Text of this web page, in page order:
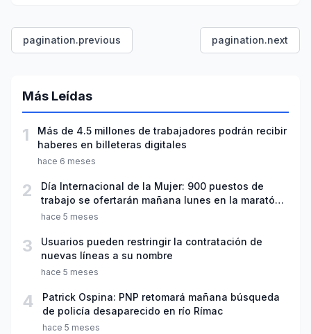
pagination.previous pagination.next
Más Leídas
1
Más de 4.5 millones de trabajadores podrán recibir
haberes en billeteras digitales
hace 6 meses
2
Día Internacional de la Mujer: 900 puestos de
trabajo se ofertarán mañana lunes en la maratón
“Emplea Mujer”
hace 5 meses
3
Usuarios pueden restringir la contratación de
nuevas líneas a su nombre
hace 5 meses
4
Patrick Ospina: PNP retomará mañana búsqueda
de policía desaparecido en río Rímac
hace 5 meses